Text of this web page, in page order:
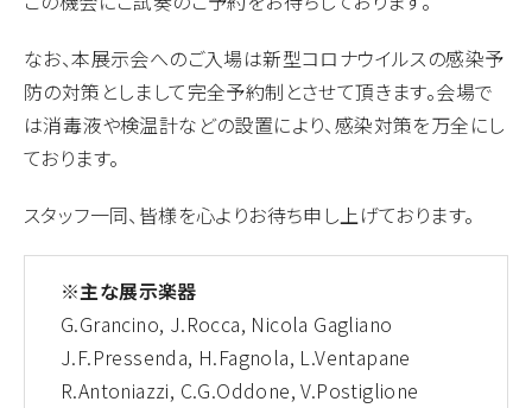
なお、本展示会へのご入場は新型コロナウイルスの感染予
防の対策としまして完全予約制とさせて頂きます。会場で
は消毒液や検温計などの設置により、感染対策を万全にし
ております。
スタッフ一同、皆様を心よりお待ち申し上げております。
※主な展示楽器
G.Grancino, J.Rocca, Nicola Gagliano
J.F.Pressenda, H.Fagnola, L.Ventapane
R.Antoniazzi, C.G.Oddone, V.Postiglione